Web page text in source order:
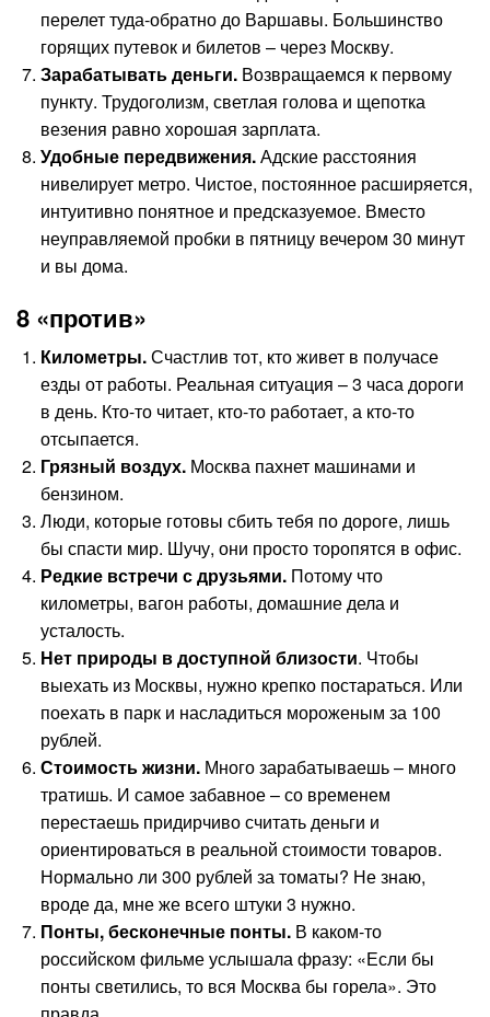
перелет туда-обратно до Варшавы. Большинство
горящих путевок и билетов – через Москву.
Зарабатывать деньги. Возвращаемся к первому
пункту. Трудоголизм, светлая голова и щепотка
везения равно хорошая зарплата.
Удобные передвижения.Адские расстояния
нивелирует метро. Чистое, постоянное расширяется,
интуитивно понятное и предсказуемое. Вместо
неуправляемой пробки в пятницу вечером 30 минут
и вы дома.
8 «против»
Километры.Счастлив тот, кто живет в получасе
езды от работы. Реальная ситуация – 3 часа дороги
в день. Кто-то читает, кто-то работает, а кто-то
отсыпается.
Грязный воздух. Москва пахнет машинами и
бензином.
Люди, которые готовы сбить тебя по дороге, лишь
бы спасти мир. Шучу, они просто торопятся в офис.
Редкие встречи с друзьями. Потому что
километры, вагон работы, домашние дела и
усталость.
Нет природы в доступной близости. Чтобы
выехать из Москвы, нужно крепко постараться. Или
поехать в парк и насладиться мороженым за 100
рублей.
Стоимость жизни. Много зарабатываешь – много
тратишь. И самое забавное – со временем
перестаешь придирчиво считать деньги и
ориентироваться в реальной стоимости товаров.
Нормально ли 300 рублей за томаты? Не знаю,
вроде да, мне же всего штуки 3 нужно.
Понты, бесконечные понты. В каком-то
российском фильме услышала фразу: «Если бы
понты светились, то вся Москва бы горела». Это